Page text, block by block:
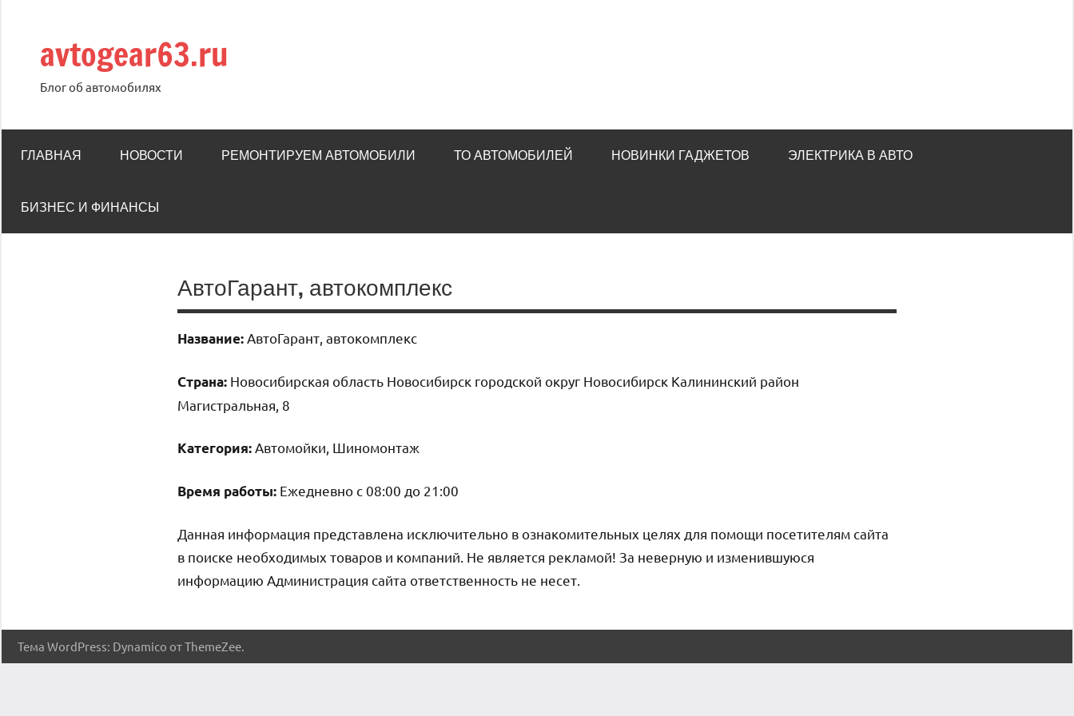
содержимому
avtogear63.ru
Блог об автомобилях
ГЛАВНАЯ НОВОСТИ РЕМОНТИРУЕМ АВТОМОБИЛИ ТО АВТОМОБИЛЕЙ НОВИНКИ ГАДЖЕТОВ ЭЛЕКТРИКА В АВТО
БИЗНЕС И ФИНАНСЫ
АвтоГарант, автокомплекс
Название: АвтоГарант, автокомплекс
Страна: Новосибирская область Новосибирск городской округ Новосибирск Калининский район
Магистральная, 8
Категория: Автомойки, Шиномонтаж
Время работы: Ежедневно с 08:00 до 21:00
Данная информация представлена исключительно в ознакомительных целях для помощи посетителям сайта
в поиске необходимых товаров и компаний. Не является рекламой! За неверную и изменившуюся
информацию Администрация сайта ответственность не несет.
Тема WordPress: Dynamico от ThemeZee.